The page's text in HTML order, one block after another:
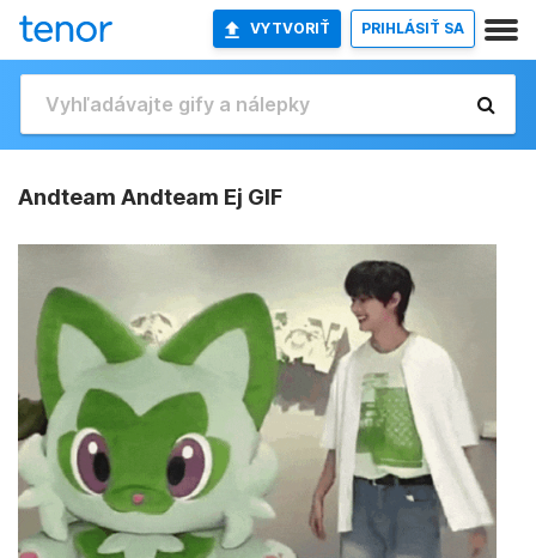
VYTVORIŤ PRIHLÁSIŤ SA
Andteam Andteam Ej GIF